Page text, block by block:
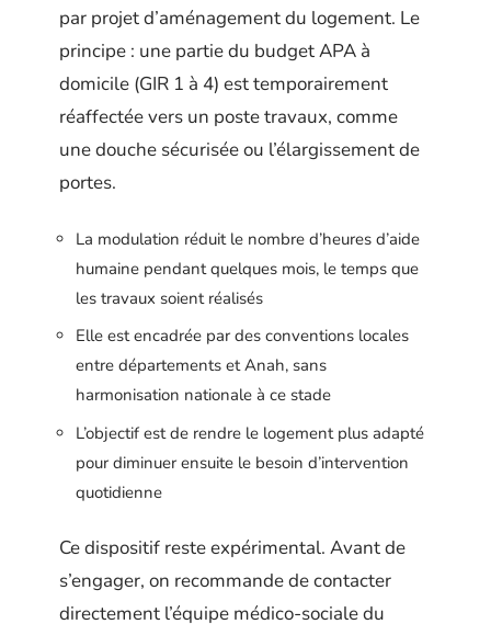
par projet d’aménagement du logement. Le
principe : une partie du budget APA à
domicile (GIR 1 à 4) est temporairement
réaffectée vers un poste travaux, comme
une douche sécurisée ou l’élargissement de
portes.
La modulation réduit le nombre d’heures d’aide
humaine pendant quelques mois, le temps que
les travaux soient réalisés
Elle est encadrée par des conventions locales
entre départements et Anah, sans
harmonisation nationale à ce stade
L’objectif est de rendre le logement plus adapté
pour diminuer ensuite le besoin d’intervention
quotidienne
Ce dispositif reste expérimental. Avant de
s’engager, on recommande de contacter
directement l’équipe médico-sociale du